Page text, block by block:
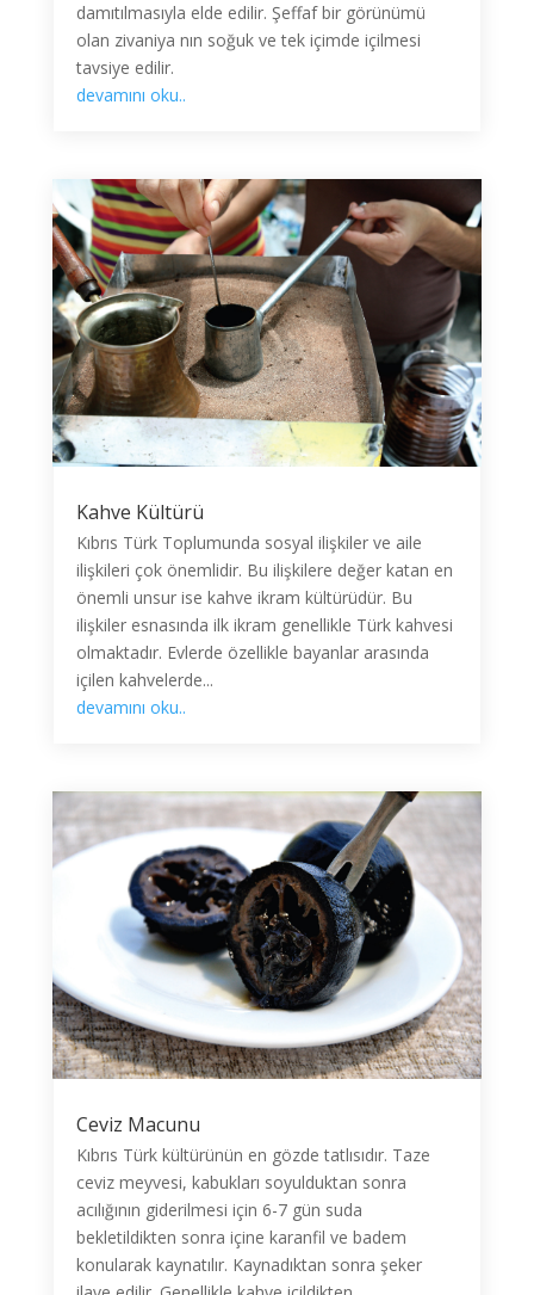
damıtılmasıyla elde edilir. Şeffaf bir görünümü
olan zivaniya nın soğuk ve tek içimde içilmesi
tavsiye edilir.
devamını oku..
Kahve Kültürü
Kıbrıs Türk Toplumunda sosyal ilişkiler ve aile
ilişkileri çok önemlidir. Bu ilişkilere değer katan en
önemli unsur ise kahve ikram kültürüdür. Bu
ilişkiler esnasında ilk ikram genellikle Türk kahvesi
olmaktadır. Evlerde özellikle bayanlar arasında
içilen kahvelerde...
devamını oku..
Ceviz Macunu
Kıbrıs Türk kültürünün en gözde tatlısıdır. Taze
ceviz meyvesi, kabukları soyulduktan sonra
acılığının giderilmesi için 6-7 gün suda
bekletildikten sonra içine karanfil ve badem
konularak kaynatılır. Kaynadıktan sonra şeker